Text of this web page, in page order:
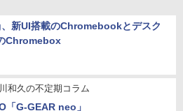
新UI搭載のChromebookとデスク
Chromebox
和久の不定期コラム
「G-GEAR neo」